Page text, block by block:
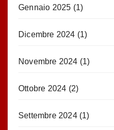
Gennaio 2025 (1)
Dicembre 2024 (1)
Novembre 2024 (1)
Ottobre 2024 (2)
Settembre 2024(1)